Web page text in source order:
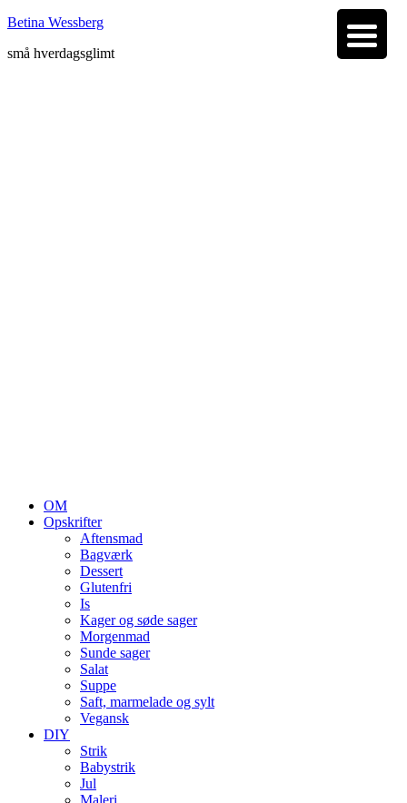
Betina Wessberg
små hverdagsglimt
OM
Opskrifter
Aftensmad
Bagværk
Dessert
Glutenfri
Is
Kager og søde sager
Morgenmad
Sunde sager
Salat
Suppe
Saft, marmelade og sylt
Vegansk
DIY
Strik
Babystrik
Jul
Maleri